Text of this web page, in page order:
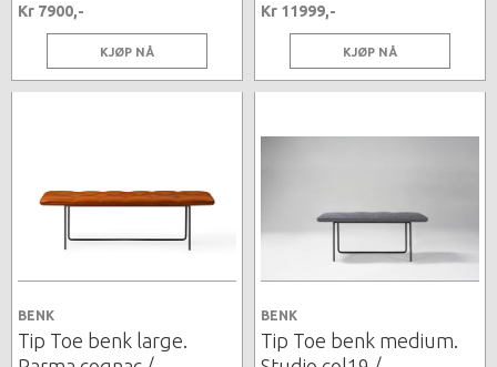
Kr 7900,-
KJØP NÅ
Kr 11999,-
KJØP NÅ
BENK
Tip Toe benk large.
BENK
Tip Toe benk medium.